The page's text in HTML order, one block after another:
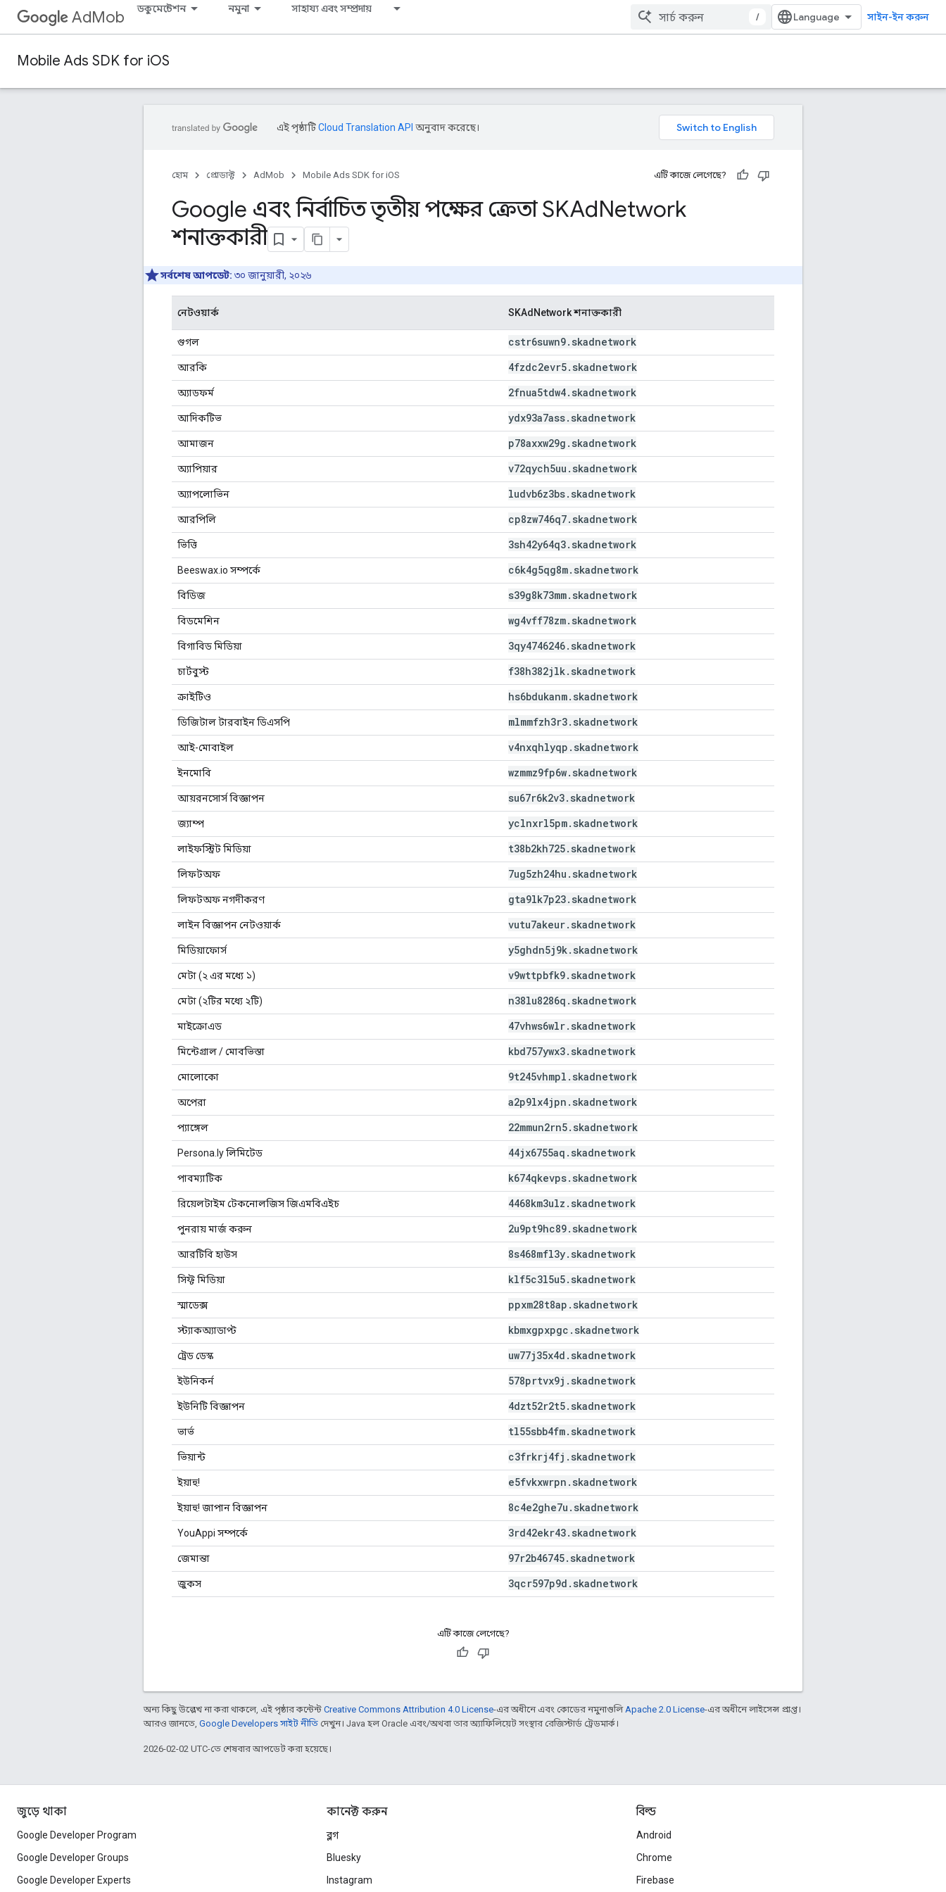
AdMob ডকুমেন্টেশন নমুনা সাহায্য এবং সম্প্রদায়
/ সাইন-ইন করুন
Mobile Ads SDK for iOS
এই পৃষ্ঠাটিCloud Translation API অনুবাদ করেছে।
হোম প্রোডাক্ট AdMob Mobile Ads SDK for iOS এটি কাজে লেগেছে?
Google এবং নির্বাচিত তৃতীয় পক্ষের ক্রেতা SKAdNetwork
শনাক্তকারী
সর্বশেষ আপডেট: ৩০ জানুয়ারী, ২০২৬
নেটওয়ার্ক SKAdNetwork শনাক্তকারী
গুগল cstr6suwn9. skadnetwork
আরকি 4fzdc2evr5. skadnetwork
অ্যাডফর্ম 2fnua5tdw4. skadnetwork
আদিকটিভ ydx93a7ass. skadnetwork
আমাজন p78axxw29g . skadnetwork
অ্যাপিয়ার v72qych5uu . skadnetwork
অ্যাপলোভিন ludvb6z3bs. skadnetwork
আরপিলি cp8zw746q7. skadnetwork
ভিত্তি 3sh42y64q3. skadnetwork
Beeswax.io সম্পর্কে c6k4g5qg8m. skadnetwork
বিডিজ s39g8k73mm. skadnetwork
বিডমেশিন wg4vff78zm. skadnetwork
বিগাবিড মিডিয়া 3qy4746246. skadnetwork
চার্টবুস্ট f38h382jlk. skadnetwork
ক্রাইটিও hs6bdukanm. skadnetwork
ডিজিটাল টারবাইন ডিএসপি mlmmfzh3r3. skadnetwork
আই-মোবাইল v4nxqhlyqp . skadnetwork
ইনমোবি wzmmz9fp6w. skadnetwork
আয়রনসোর্স বিজ্ঞাপন su67r6k2v3. skadnetwork
জ্যাম্প yclnxrl5pm. skadnetwork
লাইফস্ট্রিট মিডিয়া t38b2kh725. skadnetwork
লিফটঅফ 7ug5zh24hu . skadnetwork
লিফটঅফ নগদীকরণ gta9lk7p23. skadnetwork
লাইন বিজ্ঞাপন নেটওয়ার্ক vutu7akeur. skadnetwork
মিডিয়াফোর্স y5ghdn5j9k. skadnetwork
মেটা (২ এর মধ্যে ১) v9wttpbfk9. skadnetwork
মেটা (২টির মধ্যে ২টি) n38lu8286q . skadnetwork
মাইক্রোএড 47vhws6wlr. skadnetwork
মিন্টেগ্রাল / মোবভিস্তা kbd757ywx3. skadnetwork
মোলোকো 9t245vhmpl . skadnetwork
অপেরা a2p9lx4jpn . skadnetwork
প্যাঙ্গেল 22mmun2rn5. skadnetwork
Persona.ly লিমিটেড 44jx6755aq . skadnetwork
পাবম্যাটিক k674qkevps. skadnetwork
রিয়েলটাইম টেকনোলজিস জিএমবিএইচ 4468km3ulz . skadnetwork
পুনরায় মার্জ করুন 2u9pt9hc89. skadnetwork
আরটিবি হাউস 8s468mfl3y. skadnetwork
সিফ্ট মিডিয়া klf5c3l5u5. skadnetwork
স্মাডেক্স ppxm28t8ap . skadnetwork
স্ট্যাকঅ্যাডাপ্ট kbmxgpxpgc . skadnetwork
ট্রেড ডেস্ক uw77j35x4d . skadnetwork
ইউনিকর্ন 578prtvx9j . skadnetwork
ইউনিটি বিজ্ঞাপন 4dzt52r2t5. skadnetwork
ভার্ভ tl55sbb4fm. skadnetwork
ভিয়ান্ট c3frkrj4fj . skadnetwork
ইয়াহু! e5fvkxwrpn . skadnetwork
ইয়াহু! জাপান বিজ্ঞাপন 8c4e2ghe7u . skadnetwork
YouAppi সম্পর্কে 3rd42ekr43. skadnetwork
জেমান্তা 97r2b46745. skadnetwork
জুকস 3qcr597p9d . skadnetwork
এটি কাজে লেগেছে?
অন্য কিছু উল্লেখ না করা থাকলে, এই পৃষ্ঠার কন্টেন্ট Creative Commons Attribution 4.0 License-এর অধীনে এবং কোডের নমুনাগুলি Apache 2.0 License-এর অধীনে লাইসেন্স প্রাপ্ত।
আরও জানতে, Google Developers সাইট নীতি দেখুন। Java হল Oracle এবং/অথবা তার অ্যাফিলিয়েট সংস্থার রেজিস্টার্ড ট্রেডমার্ক।
2026-02-02 UTC-তে শেষবার আপডেট করা হয়েছে।
জুড়ে থাকা
Google Developer Program
Google Developer Groups
Google Developer Experts
কানেক্ট করুন
ব্লগ
Bluesky
Instagram
বিল্ড
Android
Chrome
Firebase